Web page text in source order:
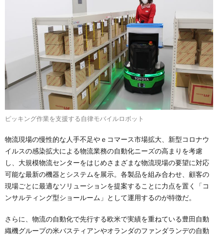
ピッキング作業を支援する自律モバイルロボット
物流現場の慢性的な人手不足やｅコマース市場拡大、新型コロナウ
イルスの感染拡大による物流業務の自動化ニーズの高まりを考慮
し、大規模物流センターをはじめさまざまな物流現場の要望に対応
可能な最新の機器とシステムを展示。各製品を組み合わせ、顧客の
現場ごとに最適なソリューションを提案することに力点を置く「コ
ンサルティング型ショールーム」として運用するのが特徴だ。
さらに、物流の自動化で先行する欧米で実績を重ねている豊田自動
織機グループの米バスティアンやオランダのファンダランデの自動